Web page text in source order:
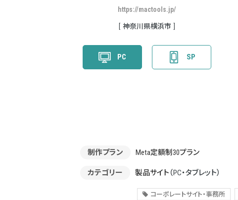
https://mactools.jp/
神奈川県横浜市
PC SP
制作プラン Meta定額制30プラン
カテゴリー 製品サイト （PC・タブレット）
コーポレートサイト・事務所